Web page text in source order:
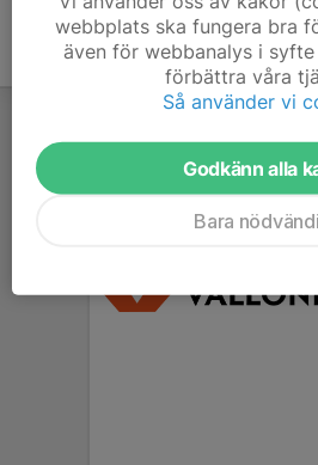
webbplats ska fungera bra
även för webbanalys i
förbättra våra
Så använder vi
Godkänn alla
Bara